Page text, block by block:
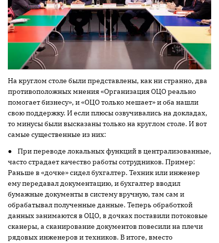
На круглом столе были представлены, как ни странно, два
противоположных мнения «Организация ОЦО реально
помогает бизнесу», и «ОЦО только мешает» и оба нашли
свою поддержку. И если плюсы озвучивались на докладах,
то минусы были высказаны только на круглом столе. И вот
самые существенные из них:
● При переводе локальных функций в централизованные,
часто страдает качество работы сотрудников. Пример:
Раньше в «дочке» сидел бухгалтер. Техник или инженер
ему передавал документацию, и бухгалтер вводил
бумажные документы в систему вручную, там сам и
обрабатывал полученные данные. Теперь обработкой
данных занимаются в ОЦО, в дочках поставили потоковые
сканеры, а сканирование документов повесили на плечи
рядовых инженеров и техников. В итоге, вместо